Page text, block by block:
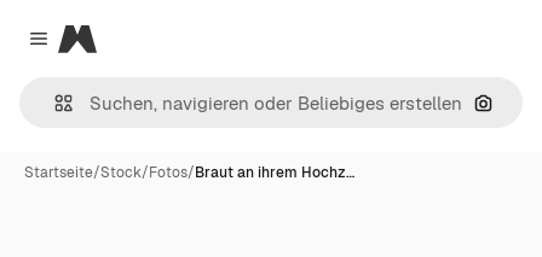
Close menu
Magnific
Nach
Startseite/Stock/Fotos/Braut an ihrem Hochz…